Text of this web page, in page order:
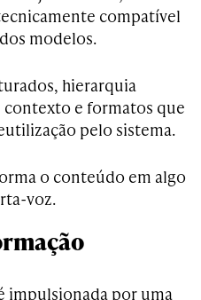
compatível
modelos.
hierarquia
e formatos que
pelo sistema.
o conteúdo em algo
voz.
impulsionada por uma